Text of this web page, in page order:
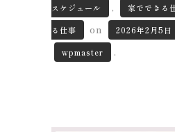
スケジュール
, 家でできる
る仕事
on 2026年2月5日
wpmaster .